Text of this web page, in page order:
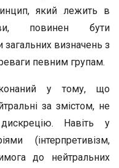
який лежить в
повинен бути
визначень з
певним групам.
у тому, що
за змістом, не
Навіть у
(інтерпретивізм,
до нейтральних